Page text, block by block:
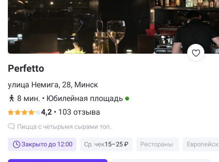
Perfetto
улица Немига, 28, Минск
8 мин. • Юбилейная площадь
4,2 • 103 отзыва
Пицца с четырьмя сырами топ.
Закрыто до 12:00 Ср. чек15–25 ₽ Рестораны